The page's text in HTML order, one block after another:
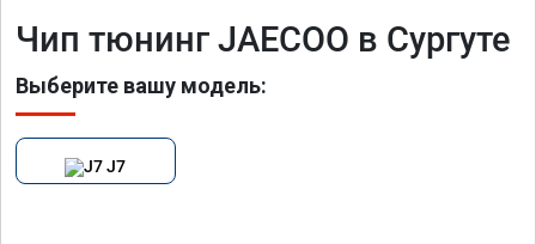
Чип тюнинг JAECOO в Сургуте
Выберите вашу модель:
J7